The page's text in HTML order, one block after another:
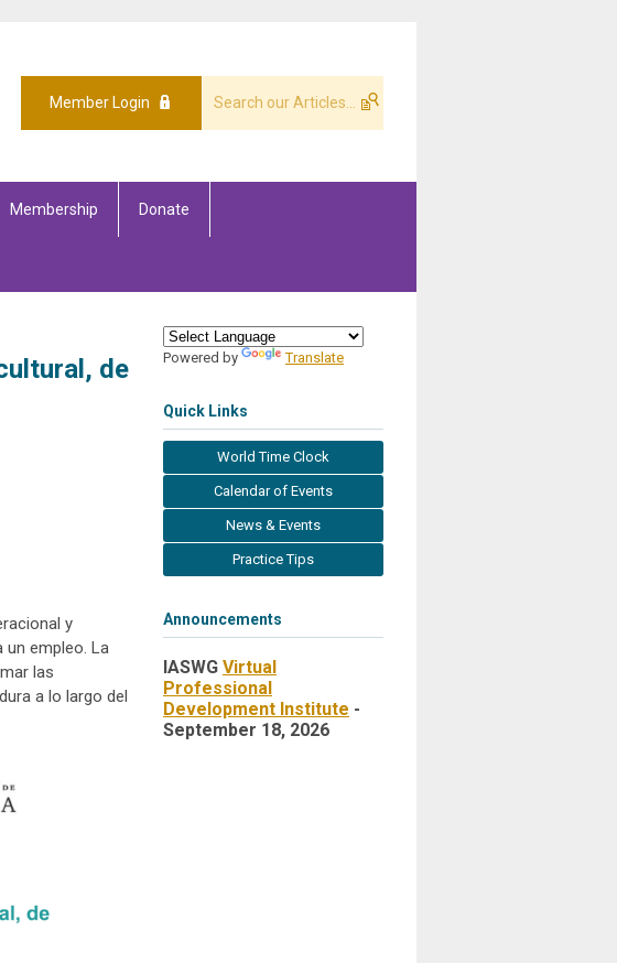
Member Login
Membership Donate
de
y
un empleo. La
las
a lo largo del
Powered by Translate
Quick Links
World Time Clock
Calendar of Events
News & Events
Practice Tips
Announcements
IASWG Virtual
Professional
Development Institute -
September 18, 2026